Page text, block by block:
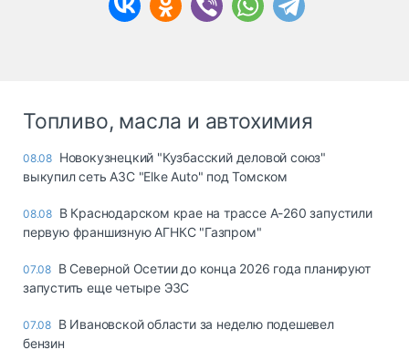
Топливо, масла и автохимия
08.08 Новокузнецкий "Кузбасский деловой союз"
выкупил сеть АЗС "Elke Auto" под Томском
08.08 В Краснодарском крае на трассе А-260 запустили
первую франшизную АГНКС "Газпром"
07.08 В Северной Осетии до конца 2026 года планируют
запустить еще четыре ЭЗС
07.08 В Ивановской области за неделю подешевел
бензин